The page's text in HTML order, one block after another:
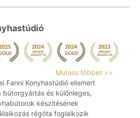
Mutass többet >>
Fanni Konyhastúdió elismert
bútorgyártás és különleges,
készítésének
régóta foglalkozik